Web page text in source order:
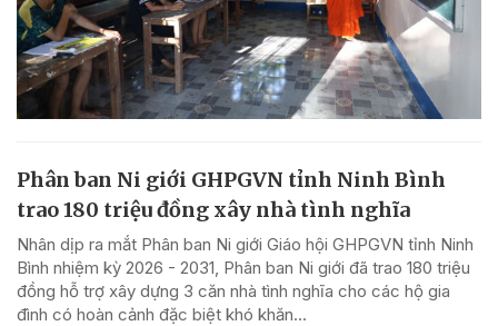
Phân ban Ni giới GHPGVN tỉnh Ninh Bình
trao 180 triệu đồng xây nhà tình nghĩa
Nhân dịp ra mắt Phân ban Ni giới Giáo hội GHPGVN tỉnh Ninh
Bình nhiệm kỳ 2026 - 2031, Phân ban Ni giới đã trao 180 triệu
đồng hỗ trợ xây dựng 3 căn nhà tình nghĩa cho các hộ gia
đình có hoàn cảnh đặc biệt khó khăn...